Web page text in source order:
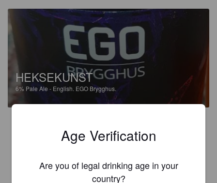
HEKSEKUNST
6% Pale Ale - English. EGO Brygghus.
Perinneliemeksi vallan helppo tuttavuus. Ja jokivarressa
nautittuna toimii todella hyvin!
Age Verification
Are you of legal drinking age in your
country?